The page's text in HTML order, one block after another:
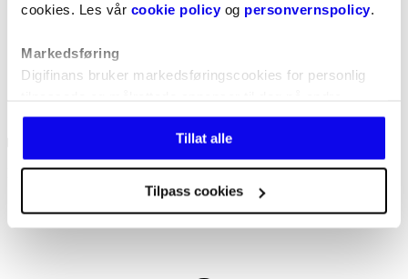
cookies. Les vår cookie policyog personvernspolicy.
Markedsføring
Digifinans bruker markedsføringscookies for personlig
nettsteder, samt for å optimalisere markedsføringen vår
på disse plattformene. Vi deler data med Google Ads,
Microsoft Advertising, Meta og Snapchat.
Tillat alle
Tilpass cookies
Er det mulig å få et forbrukslån uten sikkerhet med en lav rente?